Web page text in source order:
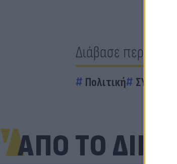
Διάβασε
Πολιτική ΣΥΡΙΖΑ
ΑΠΟ ΤΟ